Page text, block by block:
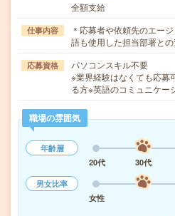
全額支給
仕事内容
＊応募者や依頼先のエー
語も使用した担当部署と
応募資格
パソコンスキル不要
※業界経験はなくても応募
る方※英語のコミュニケ
職場の雰囲気
年齢層
20代
30代
男女比率
女性